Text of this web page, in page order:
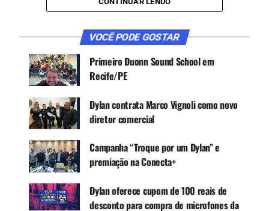
2024.
CONTINUE ACOMPANHANDO
Receba novas matérias do Música & Mercado no
Canal WhatsApp
Google News
VOCÊ PODE GOSTAR
Primeiro Duonn Sound School em
Recife/PE
Dylan contrata Marco Vignoli como novo
diretor comercial
Campanha “Troque por um Dylan” e
premiação na Conecta+
Dylan oferece cupom de 100 reais de
desconto para compra de microfones da